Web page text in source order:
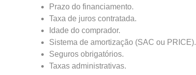
Prazo do financiamento.
Taxa de juros contratada.
Idade do comprador.
Sistema de amortização (SAC ou PRICE).
Seguros obrigatórios.
Taxas administrativas.